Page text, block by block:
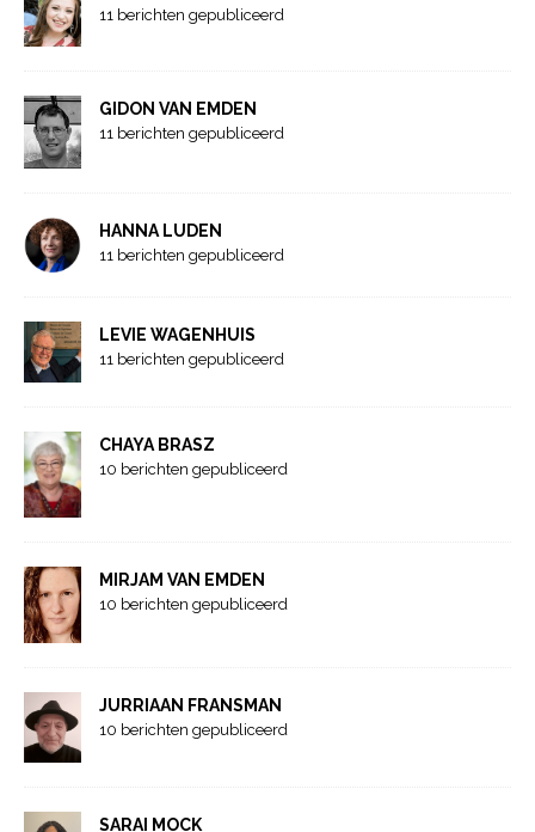
11 berichten gepubliceerd
GIDON VAN EMDEN
11 berichten gepubliceerd
HANNA LUDEN
11 berichten gepubliceerd
LEVIE WAGENHUIS
11 berichten gepubliceerd
CHAYA BRASZ
10 berichten gepubliceerd
MIRJAM VAN EMDEN
10 berichten gepubliceerd
JURRIAAN FRANSMAN
10 berichten gepubliceerd
SARAI MOCK